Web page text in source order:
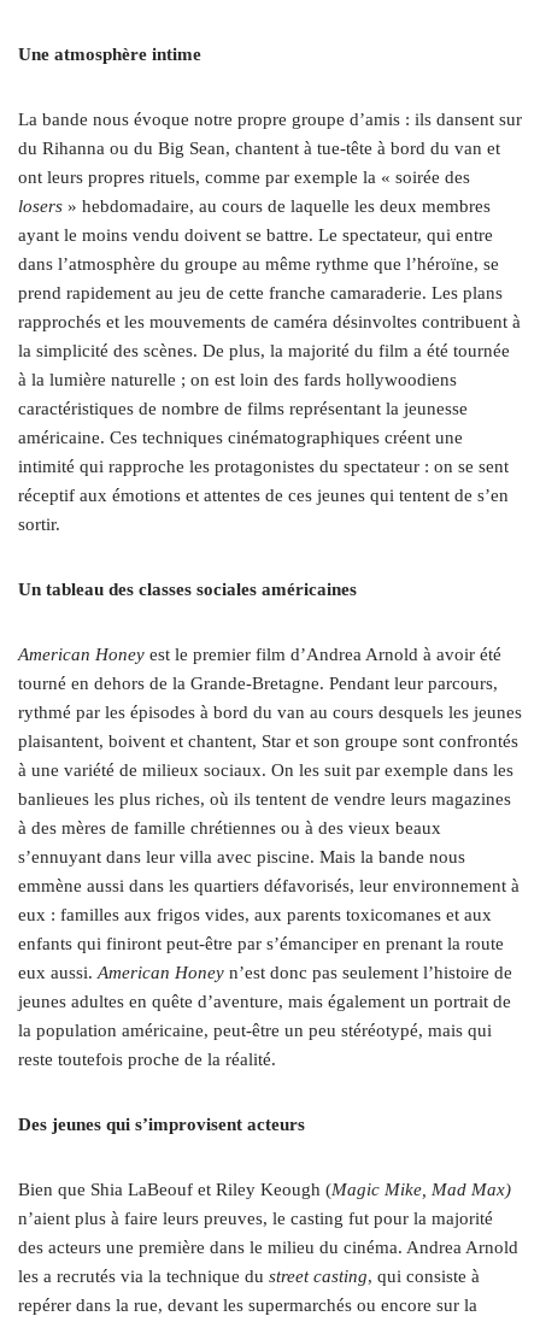
Une atmosphère intime
La bande nous évoque notre propre groupe d’amis : ils dansent sur
du Rihanna ou du Big Sean, chantent à tue-tête à bord du van et
ont leurs propres rituels, comme par exemple la « soirée des
losers » hebdomadaire, au cours de laquelle les deux membres
ayant le moins vendu doivent se battre. Le spectateur, qui entre
dans l’atmosphère du groupe au même rythme que l’héroïne, se
prend rapidement au jeu de cette franche camaraderie. Les plans
rapprochés et les mouvements de caméra désinvoltes contribuent à
la simplicité des scènes. De plus, la majorité du film a été tournée
à la lumière naturelle ; on est loin des fards hollywoodiens
caractéristiques de nombre de films représentant la jeunesse
américaine. Ces techniques cinématographiques créent une
intimité qui rapproche les protagonistes du spectateur : on se sent
réceptif aux émotions et attentes de ces jeunes qui tentent de s’en
sortir.
Un tableau des classes sociales américaines
American Honey est le premier film d’Andrea Arnold à avoir été
tourné en dehors de la Grande-Bretagne. Pendant leur parcours,
rythmé par les épisodes à bord du van au cours desquels les jeunes
plaisantent, boivent et chantent, Star et son groupe sont confrontés
à une variété de milieux sociaux. On les suit par exemple dans les
banlieues les plus riches, où ils tentent de vendre leurs magazines
à des mères de famille chrétiennes ou à des vieux beaux
s’ennuyant dans leur villa avec piscine. Mais la bande nous
emmène aussi dans les quartiers défavorisés, leur environnement à
eux : familles aux frigos vides, aux parents toxicomanes et aux
enfants qui finiront peut-être par s’émanciper en prenant la route
eux aussi. American Honey n’est donc pas seulement l’histoire de
jeunes adultes en quête d’aventure, mais également un portrait de
la population américaine, peut-être un peu stéréotypé, mais qui
reste toutefois proche de la réalité.
Des jeunes qui s’improvisent acteurs
Bien que Shia LaBeouf et Riley Keough (Magic Mike, Mad Max)
n’aient plus à faire leurs preuves, le casting fut pour la majorité
des acteurs une première dans le milieu du cinéma. Andrea Arnold
les a recrutés via la technique du street casting, qui consiste à
repérer dans la rue, devant les supermarchés ou encore sur la